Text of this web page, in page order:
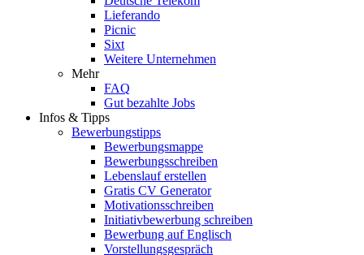
Lieferando
Picnic
Sixt
Weitere Unternehmen
Mehr
FAQ
Gut bezahlte Jobs
Infos & Tipps
Bewerbungstipps
Bewerbungsmappe
Bewerbungsschreiben
Lebenslauf erstellen
Gratis CV Generator
Motivationsschreiben
Initiativbewerbung schreiben
Bewerbung auf Englisch
Vorstellungsgespräch